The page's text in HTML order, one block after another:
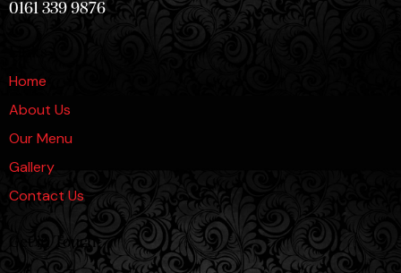
0161 339 9876
Home
About Us
Our Menu
Gallery
Contact Us
Get in Touch